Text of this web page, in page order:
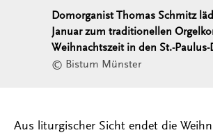
Domorganist Thomas Schmitz
Januar zum traditionellen
Weihnachtszeit in den St.-
© Bistum Münster
Aus liturgischer Sicht endet die